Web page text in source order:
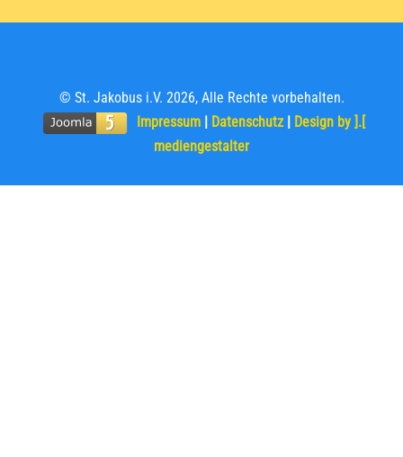
© St. Jakobus i.V. 2026, Alle Rechte vorbehalten.
Impressum
Datenschutz
Design by ].[
mediengestalter